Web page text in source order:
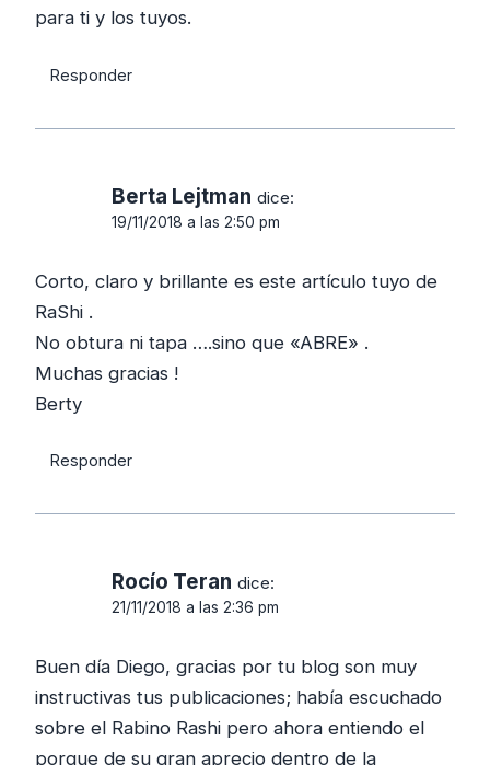
para ti y los tuyos.
Responder
Berta Lejtman dice:
19/11/2018 a las 2:50 pm
Corto, claro y brillante es este artículo tuyo de
RaShi .
No obtura ni tapa ….sino que «ABRE» .
Muchas gracias !
Berty
Responder
Rocío Teran dice:
21/11/2018 a las 2:36 pm
Buen día Diego, gracias por tu blog son muy
instructivas tus publicaciones; había escuchado
sobre el Rabino Rashi pero ahora entiendo el
porque de su gran aprecio dentro de la